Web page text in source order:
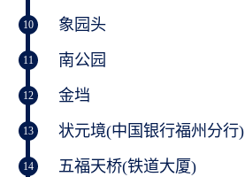
10 象园头
11 南公园
12 金垱
13 状元境(中国银行福州分行)
14 五福天桥(铁道大厦)